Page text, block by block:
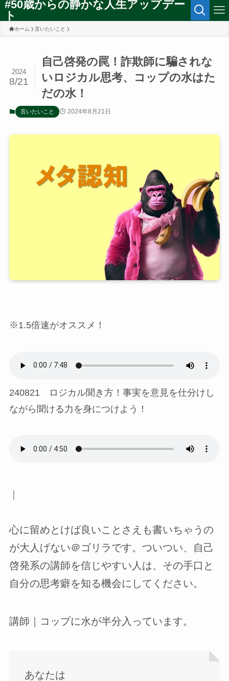
#50歳からの静かな人生アップデー
ト
ホーム 言いたいこと
自己啓発の罠！詐欺師に騙されな
いロジカル思考、コップの水はた
だの水！
2024
8/21
言いたいこと 2024年8月21日
※1.5倍速がオススメ！
240821 ロジカル聞き方！事実を意見を仕分けし
ながら聞ける力を身につけよう！
心に留めとけば良いことさえも書いちゃうの
が大人げない＠ゴリラです。ついつい、自己
啓発系の講師を信じやすい人は、その手口と
自分の思考癖を知る機会にしてください。
講師｜コップに水が半分入っています。
あなたは